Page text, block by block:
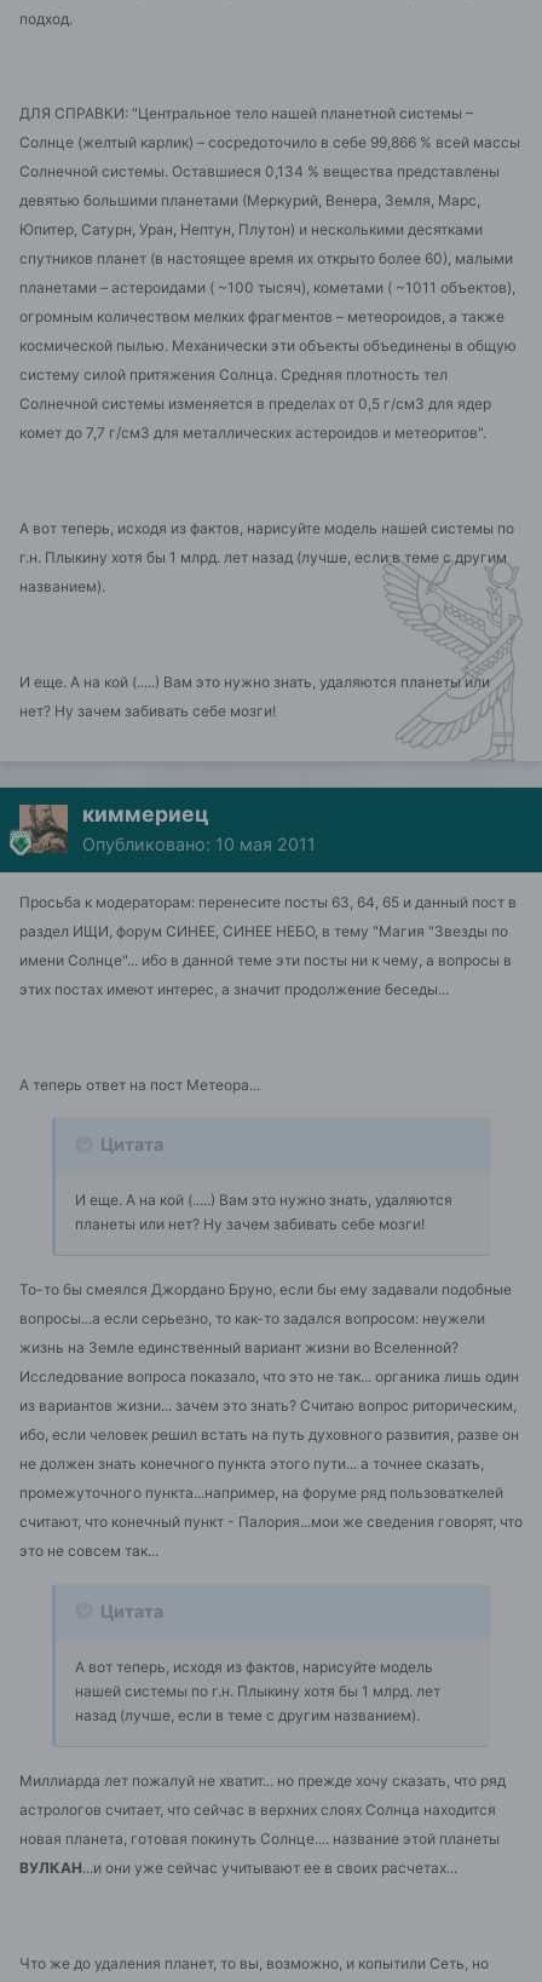
подход.
ДЛЯ СПРАВКИ: "Центральное тело нашей планетной системы –
Солнце (желтый карлик) – сосредоточило в себе 99,866 % всей массы
Солнечной системы. Оставшиеся 0,134 % вещества представлены
девятью большими планетами (Меркурий, Венера, Земля, Марс,
Юпитер, Сатурн, Уран, Нептун, Плутон) и несколькими десятками
спутников планет (в настоящее время их открыто более 60), малыми
планетами – астероидами ( ~100 тысяч), кометами ( ~1011 объектов),
огромным количеством мелких фрагментов – метеороидов, а также
космической пылью. Механически эти объекты объединены в общую
систему силой притяжения Солнца. Средняя плотность тел
Солнечной системы изменяется в пределах от 0,5 г/см3 для ядер
комет до 7,7 г/см3 для металлических астероидов и метеоритов".
А вот теперь, исходя из фактов, нарисуйте модель нашей системы по
г.н. Плыкину хотя бы 1 млрд. лет назад (лучше, если в теме с другим
названием).
И еще. А на кой (.....) Вам это нужно знать, удаляются планеты или
нет? Ну зачем забивать себе мозги!
киммериец
Опубликовано: 10 мая 2011
Просьба к модераторам: перенесите посты 63, 64, 65 и данный пост в
раздел ИЩИ, форум СИНЕЕ, СИНЕЕ НЕБО, в тему "Магия "Звезды по
имени Солнце"... ибо в данной теме эти посты ни к чему, а вопросы в
этих постах имеют интерес, а значит продолжение беседы...
А теперь ответ на пост Метеора...
Цитата
И еще. А на кой (.....) Вам это нужно знать, удаляются
планеты или нет? Ну зачем забивать себе мозги!
То-то бы смеялся Джордано Бруно, если бы ему задавали подобные
вопросы...а если серьезно, то как-то задался вопросом: неужели
жизнь на Земле единственный вариант жизни во Вселенной?
Исследование вопроса показало, что это не так... органика лишь один
из вариантов жизни... зачем это знать? Считаю вопрос риторическим,
ибо, если человек решил встать на путь духовного развития, разве он
не должен знать конечного пункта этого пути... а точнее сказать,
промежуточного пункта...например, на форуме ряд пользоваткелей
считают, что конечный пункт - Палория...мои же сведения говорят, что
это не совсем так...
Цитата
А вот теперь, исходя из фактов, нарисуйте модель
нашей системы по г.н. Плыкину хотя бы 1 млрд. лет
назад (лучше, если в теме с другим названием).
Миллиарда лет пожалуй не хватит... но прежде хочу сказать, что ряд
астрологов считает, что сейчас в верхних слоях Солнца находится
новая планета, готовая покинуть Солнце.... название этой планеты
ВУЛКАН...и они уже сейчас учитывают ее в своих расчетах...
Что же до удаления планет, то вы, возможно, и копытили Сеть, но